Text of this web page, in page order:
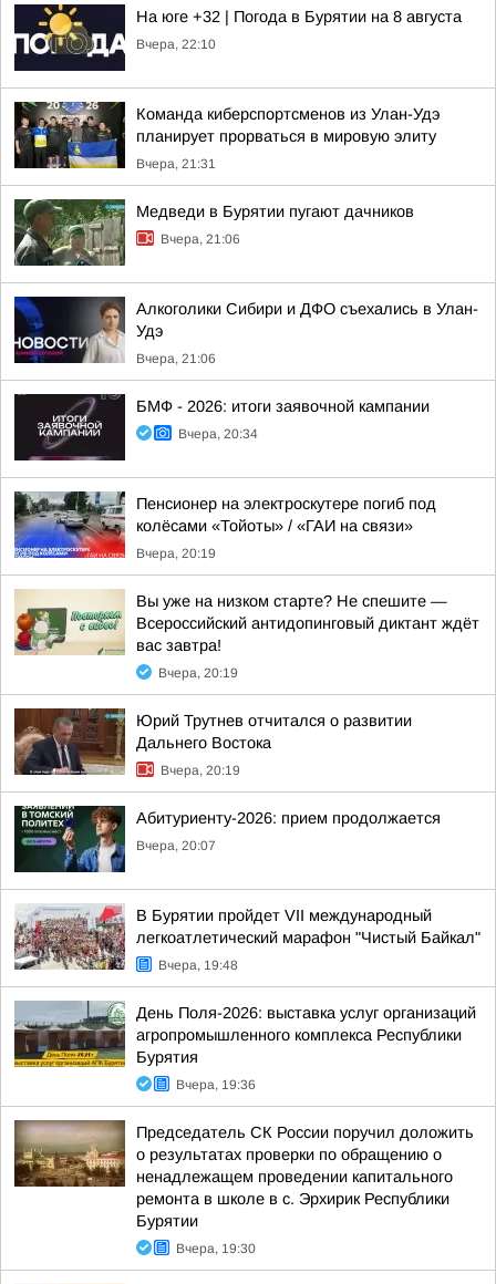
На юге +32 | Погода в Бурятии на 8 августа
Вчера, 22:10
Команда киберспортсменов из Улан-Удэ
планирует прорваться в мировую элиту
Вчера, 21:31
Медведи в Бурятии пугают дачников
Вчера, 21:06
Алкоголики Сибири и ДФО съехались в Улан-
Удэ
Вчера, 21:06
БМФ - 2026: итоги заявочной кампании
Вчера, 20:34
Пенсионер на электроскутере погиб под
колёсами «Тойоты» / «ГАИ на связи»
Вчера, 20:19
Вы уже на низком старте? Не спешите —
Всероссийский антидопинговый диктант ждёт
вас завтра!
Вчера, 20:19
Юрий Трутнев отчитался о развитии
Дальнего Востока
Вчера, 20:19
Абитуриенту-2026: прием продолжается
Вчера, 20:07
В Бурятии пройдет VII международный
легкоатлетический марафон "Чистый Байкал"
Вчера, 19:48
День Поля-2026: выставка услуг организаций
агропромышленного комплекса Республики
Бурятия
Вчера, 19:36
Председатель СК России поручил доложить
о результатах проверки по обращению о
ненадлежащем проведении капитального
ремонта в школе в с. Эрхирик Республики
Бурятии
Вчера, 19:30